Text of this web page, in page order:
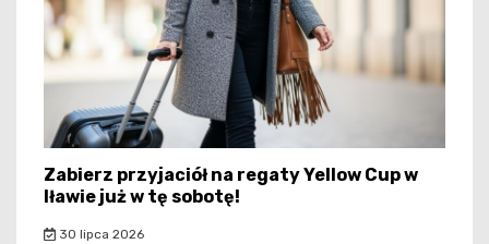
Zabierz przyjaciół na regaty Yellow Cup w
Iławie już w tę sobotę!
30 lipca 2026